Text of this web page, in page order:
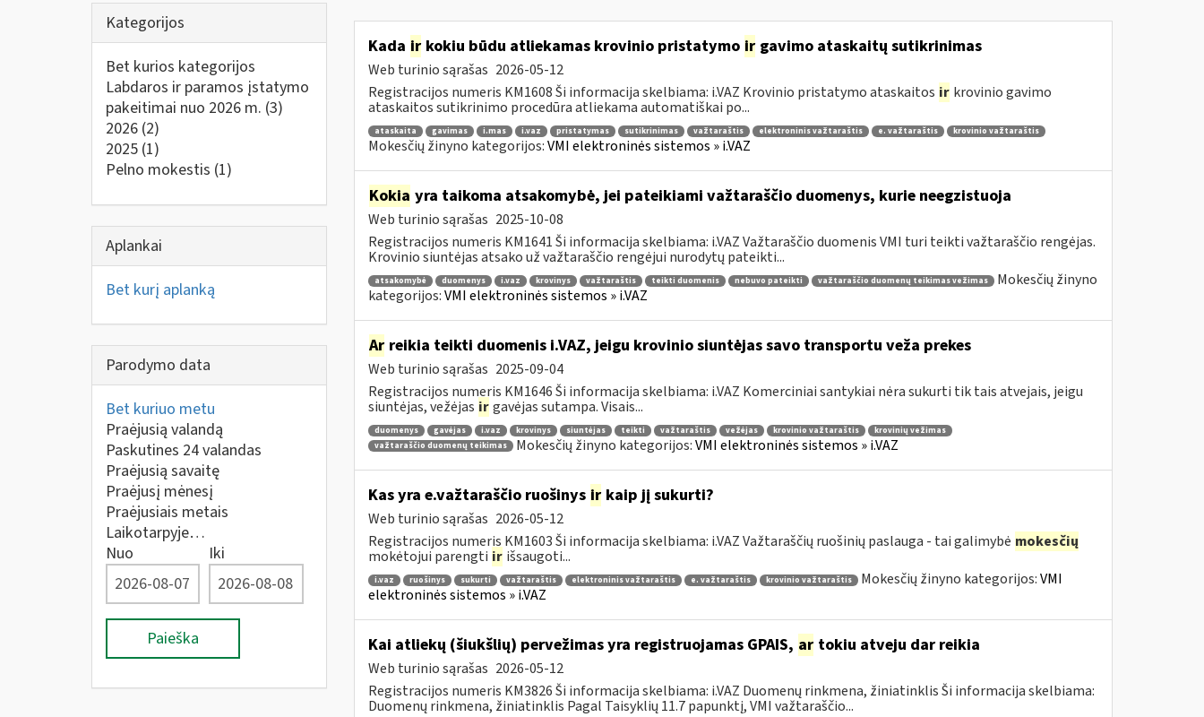
Kategorijos
Bet kurios kategorijos
Labdaros ir paramos įstatymo
pakeitimai nuo 2026 m. (3)
2026 (2)
2025 (1)
Pelno mokestis (1)
Aplankai
Bet kurį aplanką
Parodymo data
Bet kuriuo metu
Praėjusią valandą
Paskutines 24 valandas
Praėjusią savaitę
Praėjusį mėnesį
Praėjusiais metais
Laikotarpyje…
Nuo
Iki
Paieška
Kada irkokiu būdu atliekamas krovinio pristatymo irgavimo ataskaitų sutikrinimas
Web turinio sąrašas 2026-05-12
Registracijos numeris KM1608 Ši informacija skelbiama: i.VAZ Krovinio pristatymo ataskaitos ir krovinio gavimo
ataskaitos sutikrinimo procedūra atliekama automatiškai po...
ataskaita gavimas i.mas i.vaz pristatymas sutikrinimas važtaraštis elektroninis važtaraštis e. važtaraštis krovinio važtaraštis
Mokesčių žinyno kategorijos:VMI elektroninės sistemos » i.VAZ
Kokia yra taikoma atsakomybė, jei pateikiami važtaraščio duomenys, kurie neegzistuoja
Web turinio sąrašas 2025-10-08
Registracijos numeris KM1641 Ši informacija skelbiama: i.VAZ Važtaraščio duomenis VMI turi teikti važtaraščio rengėjas.
Krovinio siuntėjas atsako už važtaraščio rengėjui nurodytų pateikti...
atsakomybė duomenys i.vaz krovinys važtaraštis teikti duomenis nebuvo pateikti važtaraščio duomenų teikimas vežimas
Mokesčių žinyno
kategorijos:VMI elektroninės sistemos » i.VAZ
Arreikia teikti duomenis i.VAZ, jeigu krovinio siuntėjas savo transportu veža prekes
Web turinio sąrašas 2025-09-04
Registracijos numeris KM1646 Ši informacija skelbiama: i.VAZ Komerciniai santykiai nėra sukurti tik tais atvejais, jeigu
siuntėjas, vežėjas ir gavėjas sutampa. Visais...
duomenys gavėjas i.vaz krovinys siuntėjas teikti važtaraštis vežėjas krovinio važtaraštis
krovinių vežimas
važtaraščio duomenų teikimas
Mokesčių žinyno kategorijos:VMI elektroninės sistemos » i.VAZ
Kas yra e.važtaraščio ruošinys irkaip jį sukurti?
Web turinio sąrašas 2026-05-12
Registracijos numeris KM1603 Ši informacija skelbiama: i.VAZ Važtaraščių ruošinių paslauga - tai galimybė mokesčių
mokėtojui parengti ir išsaugoti...
i.vaz ruošinys sukurti važtaraštis elektroninis važtaraštis e. važtaraštis krovinio važtaraštis Mokesčių žinyno kategorijos:VMI
elektroninės sistemos » i.VAZ
Kai atliekų (šiukšlių) pervežimas yra registruojamas GPAIS, artokiu atveju dar reikia
Web turinio sąrašas 2026-05-12
Registracijos numeris KM3826 Ši informacija skelbiama: i.VAZ Duomenų rinkmena, žiniatinklis Ši informacija skelbiama:
Duomenų rinkmena, žiniatinklis Pagal Taisyklių 11.7 papunktį, VMI važtaraščio...